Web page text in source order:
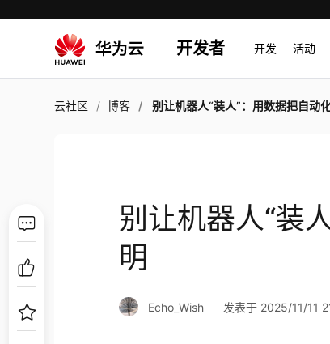
开发者 开发 活动
云社区 博客 别让机器人“装人”：用数据把自动
别让机器人“装
明
Echo_Wish 发表于 2025/11/11